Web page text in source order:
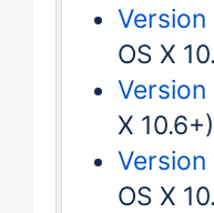
Version
OS X
Version
X 10.6+)
Version
OS X